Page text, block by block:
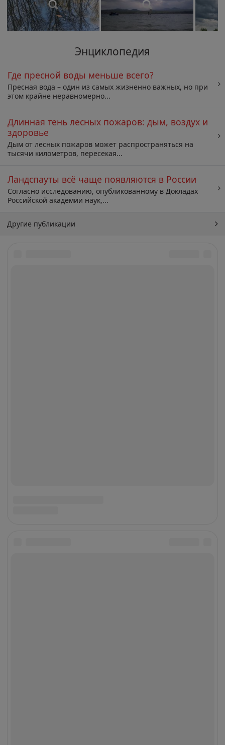
Энциклопедия
Где пресной воды меньше всего?
Пресная вода – один из самых жизненно важных, но при
этом крайне неравномерно...
Длинная тень лесных пожаров: дым, воздух и
здоровье
Дым от лесных пожаров может распространяться на
тысячи километров, пересекая...
Ландспауты всё чаще появляются в России
Согласно исследованию, опубликованному в Докладах
Российской академии наук,...
Другие публикации